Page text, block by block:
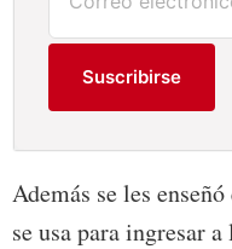
Suscribirse
Además se les
se usa para ingresar